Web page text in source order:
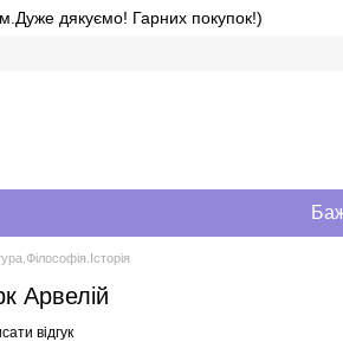
дякуємо! Гарних покупок!)
Арвелій
відгук